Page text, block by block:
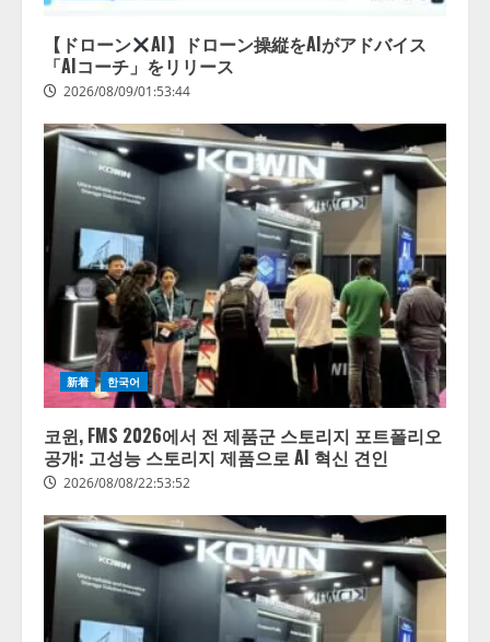
【ドローン
AI】ドローン操縦をAIがアドバイス
「AIコーチ」をリリース
2026/08/09/01:53:44
新着 한국어
코윈, FMS 2026에서 전 제품군 스토리지 포트폴리오
공개: 고성능 스토리지 제품으로 AI 혁신 견인
2026/08/08/22:53:52